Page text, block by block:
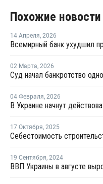
Похожие новости
14 Апреля, 2026
02 Марта, 2026
04 Февраля, 2026
17 Октября, 2025
19 Сентября, 2024
ВВП Украины в августе